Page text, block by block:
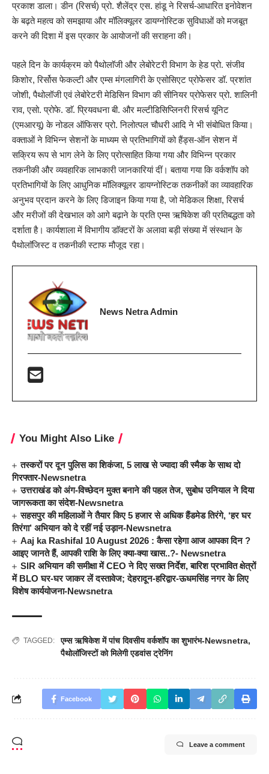
प्रकाश डाला। डीन (रिसर्च) प्रो. शैलेंद्र एस. हांडू ने रिसर्च-आधारित इनोवेशन
के बढ़ते महत्व को समझाया और मॉलिक्यूलर डायग्नोस्टिक सुविधाओं को मजबूत
करने की दिशा में इस प्रकार के आयोजनों की सराहना की।
पहले दिन के कार्यक्रम को पैथोलाॅजी और लेबोरेटरी विभाग के हेड प्रो. संजीव
किशोर, रिर्सोस फेकल्टी और एम्स मंगलागिरी के एसोसिएट प्रोफेसर डॉ. प्रशांत
जोशी, पैथोलॉजी एवं लेबोरेटरी मेडिसिन विभाग की सीनियर प्रोफेसर प्रो. शालिनी
राव, एसो. प्रोफे. डाॅ. प्रियवधना बी. और मल्टीडिसिप्लिनरी रिसर्च यूनिट
(एमआरयू) के नोडल ऑफिसर प्रो. निलोत्पल चौधरी आदि ने भी संबोधित किया।
वक्ताओं ने विभिन्न सेशनों के माध्यम से प्रतिभागियों को हैंड्स-ऑन सेशन में
सक्रिय रूप से भाग लेने के लिए प्रोत्साहित किया गया और विभिन्न प्रकार
तकनीकी और व्यवहारिक लाभकारी जानकारियां दीं। बताया गया कि वर्कशॉप को
प्रतिभागियों के लिए आधुनिक मॉलिक्यूलर डायग्नोस्टिक तकनीकों का व्यावहारिक
अनुभव प्रदान करने के लिए डिजाइन किया गया है, जो मेडिकल शिक्षा, रिसर्च
और मरीजों की देखभाल को आगे बढ़ाने के प्रति एम्स ऋषिकेश की प्रतिबद्धता को
दर्शाता है। कार्यशाला में विभागीय डाॅक्टरों के अलावा बड़ी संख्या में संस्थान के
पैथोलाॅजिस्ट व तकनीकी स्टाफ मौजूद रहा।
News Netra Admin
You Might Also Like
तस्करों पर दून पुलिस का शिकंजा, 5 लाख से ज्यादा की स्मैक के साथ दो
गिरफ्तार-Newsnetra
उत्तराखंड को अंग-विच्छेदन मुक्त बनाने की पहल तेज, सुबोध उनियाल ने दिया
जागरूकता का संदेश-Newsnetra
सहसपुर की महिलाओं ने तैयार किए 5 हजार से अधिक हैंडमेड तिरंगे, ‘हर घर
तिरंगा’ अभियान को दे रहीं नई उड़ान-Newsnetra
Aaj ka Rashifal 10 August 2026 : कैसा रहेगा आज आपका दिन ?
आइए जानते हैं, आपकी राशि के लिए क्या-क्या खास..?- Newsnetra
SIR अभियान की समीक्षा में CEO ने दिए सख्त निर्देश, बारिश प्रभावित क्षेत्रों
में BLO घर-घर जाकर लें दस्तावेज; देहरादून-हरिद्वार-ऊधमसिंह नगर के लिए
विशेष कार्ययोजना-Newsnetra
TAGGED: एम्स ऋषिकेश में पांच दिवसीय वर्कशॉप का शुभारंभ-Newsnetra,
पैथोलॉजिस्टों को मिलेगी एडवांस ट्रेनिंग
Facebook
Leave a comment